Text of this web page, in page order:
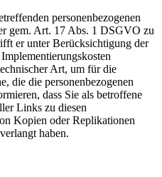
personenbezogenen
gem. Art. 17 Abs. 1 DSGVO zu
er unter Berücksichtigung der
Art, um für die
die die personenbezogenen
dass Sie als betroffene
Links zu diesen
Kopien oder Replikationen
haben.